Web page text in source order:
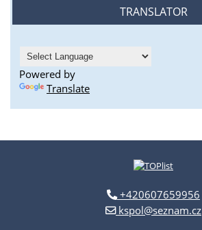
TRANSLATOR
Powered by
Translate
+420607659956
kspol@seznam.cz